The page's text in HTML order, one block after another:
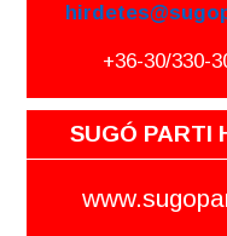
+36-30/330-
SUGÓ PARTI